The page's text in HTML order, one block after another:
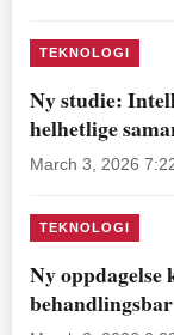
TEKNOLOGI
Ny studie:
helhetlige
March 3, 2026
TEKNOLOGI
Ny
behandlingsbar